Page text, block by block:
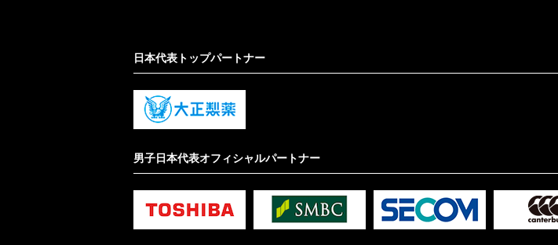
日本代表トップパートナー
男子日本代表オフィシャルパートナー